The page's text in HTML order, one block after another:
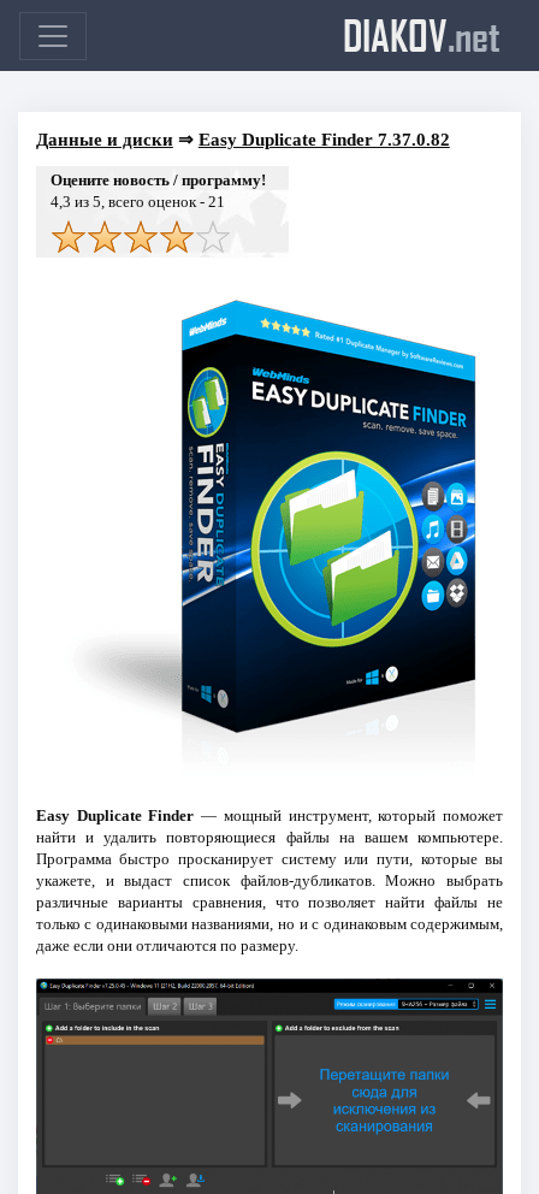
DIAKOV.net
Данные и диски⇒ Easy Duplicate Finder 7.37.0.82
Оцените новость / программу!
4,3 из 5, всего оценок - 21
Easy Duplicate Finder— мощный инструмент, который поможет
найти и удалить повторяющиеся файлы на вашем компьютере.
Программа быстро просканирует систему или пути, которые вы
укажете, и выдаст список файлов-дубликатов. Можно выбрать
различные варианты сравнения, что позволяет найти файлы не
только с одинаковыми названиями, но и с одинаковым содержимым,
даже если они отличаются по размеру.